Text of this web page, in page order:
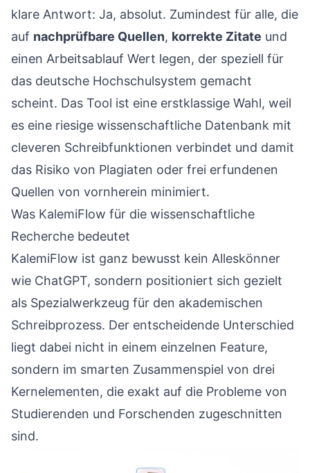
klare Antwort: Ja, absolut. Zumindest für alle, die
auf nachprüfbare Quellen, korrekte Zitate und
einen Arbeitsablauf Wert legen, der speziell für
das deutsche Hochschulsystem gemacht
scheint. Das Tool ist eine erstklassige Wahl, weil
es eine riesige wissenschaftliche Datenbank mit
cleveren Schreibfunktionen verbindet und damit
das Risiko von Plagiaten oder frei erfundenen
Quellen von vornherein minimiert.
Was KalemiFlow für die wissenschaftliche
Recherche bedeutet
KalemiFlow ist ganz bewusst kein Alleskönner
wie ChatGPT, sondern positioniert sich gezielt
als Spezialwerkzeug für den akademischen
Schreibprozess. Der entscheidende Unterschied
liegt dabei nicht in einem einzelnen Feature,
sondern im smarten Zusammenspiel von drei
Kernelementen, die exakt auf die Probleme von
Studierenden und Forschenden zugeschnitten
sind.